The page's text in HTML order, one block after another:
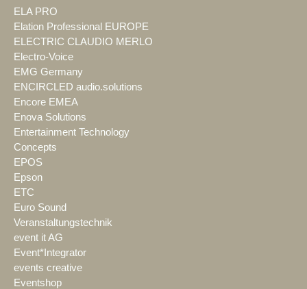
ELA PRO
Elation Professional EUROPE
ELECTRIC CLAUDIO MERLO
Electro-Voice
EMG Germany
ENCIRCLED audio.solutions
Encore EMEA
Enova Solutions
Entertainment Technology
Concepts
EPOS
Epson
ETC
Euro Sound
Veranstaltungstechnik
event it AG
Event*Integrator
events creative
Eventshop